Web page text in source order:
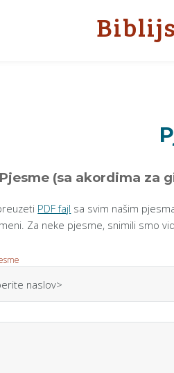
Pjesme (sa akordima za
PDF fajl sa svim našim
Za neke pjesme, snimili smo